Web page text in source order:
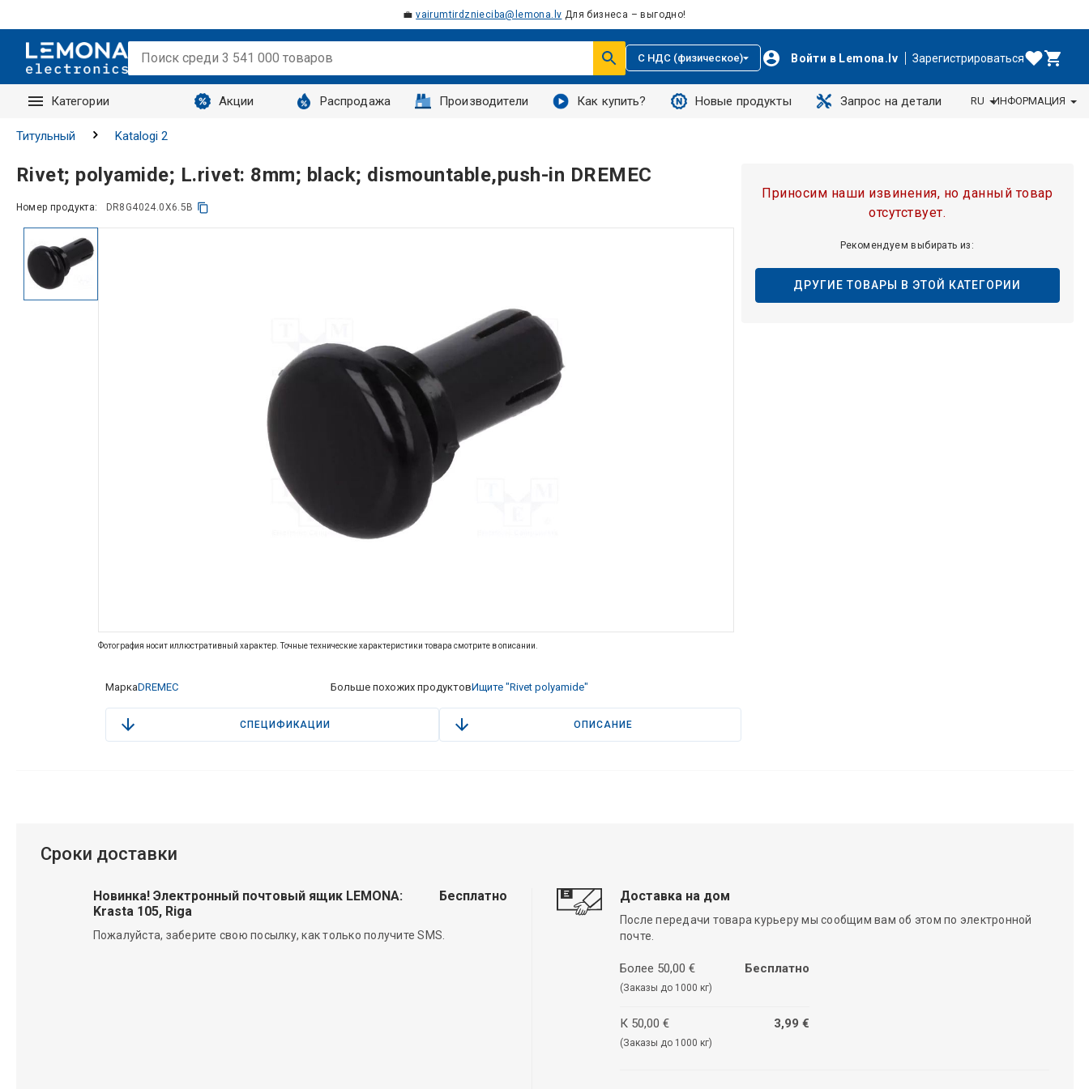
💼vairumtirdznieciba@lemona.lv Для бизнеса – выгодно!
С НДС (физическое) Войти в Lemona.lv Зарегистрироваться
Категории Акции Распродажа Производители Как купить? Новые продукты Запрос на детали
Запросы
RU ИНФОРМАЦИЯ
Титульный Katalogi 2
Rivet; polyamide; L.rivet: 8mm; black; dismountable,push-in DREMEC
Номер продукта: DR8G4024.0X6.5B
Фотография носит иллюстративный характер. Точные технические характеристики товара смотрите в описании.
МаркаDREMEC Больше похожих продуктовИщите "Rivet polyamide"
СПЕЦИФИКАЦИИ ОПИСАНИЕ
Приносим наши извинения, но данный товар
отсутствует.
Рекомендуем выбирать из:
ДРУГИЕ ТОВАРЫ В ЭТОЙ КАТЕГОРИИ
Сроки доставки
Новинка! Электронный почтовый ящик LEMONA:
Krasta 105, Riga
Бесплатно
Пожалуйста, заберите свою посылку, как только получите SMS.
Доставка на дом
После передачи товара курьеру мы сообщим вам об этом по электронной
почте.
Более 50,00 €
(Заказы до 1000 кг)
Бесплатно
К 50,00 €
(Заказы до 1000 кг)
3,99 €